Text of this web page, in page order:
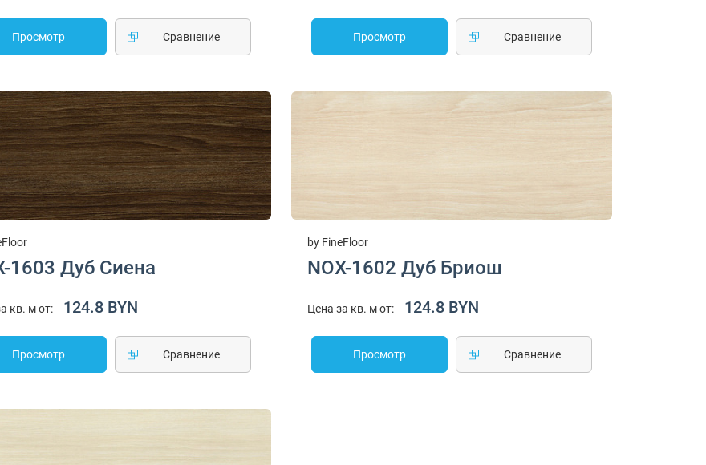
Просмотр Cравнение Просмотр Cравнение
1603 Дуб Сиена
кв. м от: 124.8 BYN
Просмотр Cравнение
by FineFloor
NOX-1602 Дуб Бриош
Цена за кв. м от: 124.8 BYN
Просмотр Cравнение